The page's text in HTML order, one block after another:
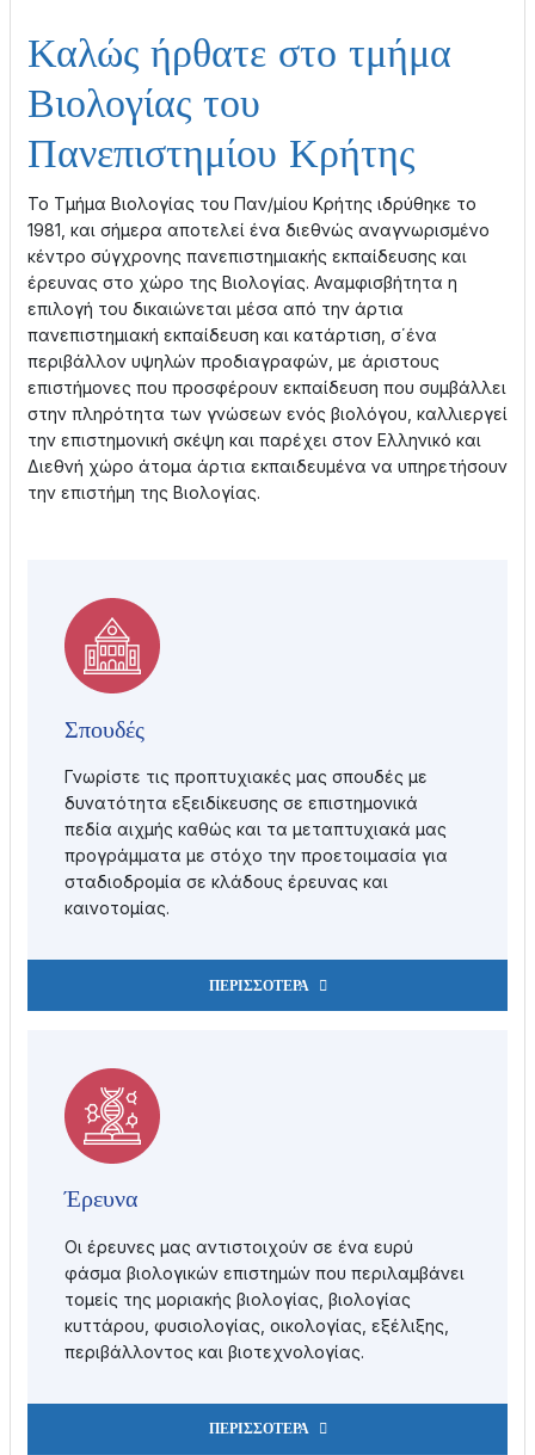
Καλώς ήρθατε στο τμήμα
Βιολογίας του
Πανεπιστημίου Κρήτης
Το Τμήμα Βιολογίας του Παν/μίου Κρήτης ιδρύθηκε το
1981, και σήμερα αποτελεί ένα διεθνώς αναγνωρισμένο
κέντρο σύγχρονης πανεπιστημιακής εκπαίδευσης και
έρευνας στο χώρο της Βιολογίας. Αναμφισβήτητα η
επιλογή του δικαιώνεται μέσα από την άρτια
πανεπιστημιακή εκπαίδευση και κατάρτιση, σ΄ένα
περιβάλλον υψηλών προδιαγραφών, με άριστους
επιστήμονες που προσφέρουν εκπαίδευση που συμβάλλει
στην πληρότητα των γνώσεων ενός βιολόγου, καλλιεργεί
την επιστημονική σκέψη και παρέχει στον Ελληνικό και
Διεθνή χώρο άτομα άρτια εκπαιδευμένα να υπηρετήσουν
την επιστήμη της Βιολογίας.
Σπουδές
Γνωρίστε τις προπτυχιακές μας σπουδές με
δυνατότητα εξειδίκευσης σε επιστημονικά
πεδία αιχμής καθώς και τα μεταπτυχιακά μας
προγράμματα με στόχο την προετοιμασία για
σταδιοδρομία σε κλάδους έρευνας και
καινοτομίας.
ΠΕΡΙΣΣΟΤΕΡΑ
Έρευνα
Οι έρευνες μας αντιστοιχούν σε ένα ευρύ
φάσμα βιολογικών επιστημών που περιλαμβάνει
τομείς της μοριακής βιολογίας, βιολογίας
κυττάρου, φυσιολογίας, οικολογίας, εξέλιξης,
περιβάλλοντος και βιοτεχνολογίας.
ΠΕΡΙΣΣΌΤΕΡΑ